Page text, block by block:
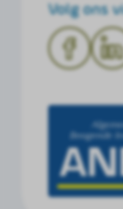
Volg ons